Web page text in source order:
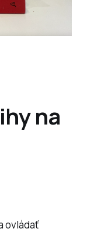
na
ovládať